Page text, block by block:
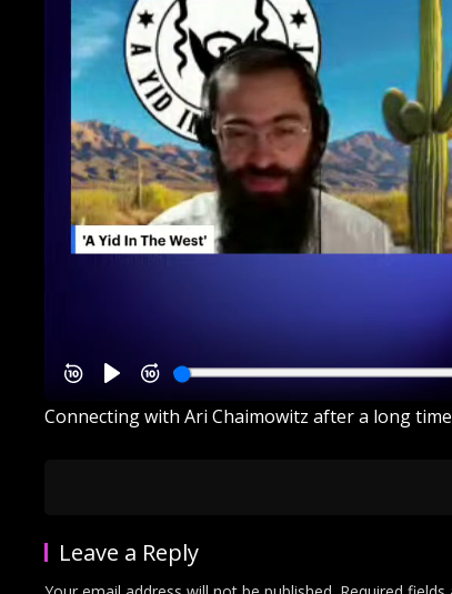
Connecting with Ari Chaimowitz after a long
Leave a Reply